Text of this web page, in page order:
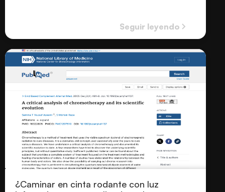
Seguir leyendo
¿Caminar en cinta rodante con luz